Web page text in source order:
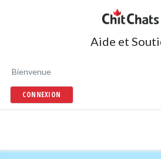
Aide et
Bienvenue
CONNEXION